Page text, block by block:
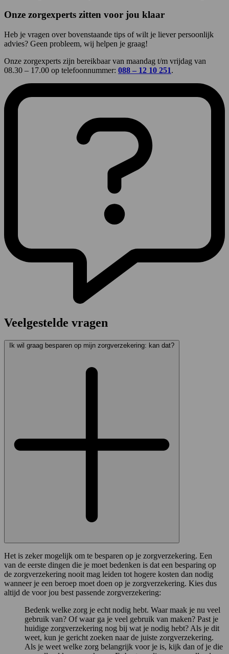
Onze zorgexperts zitten voor jou klaar
Heb je vragen over bovenstaande tips of wilt je liever persoonlijk
advies? Geen probleem, wij helpen je graag!
Onze zorgexperts zijn bereikbaar van maandag t/m vrijdag van
08.30 – 17.00 op telefoonnummer: 088 – 12 10 251.
Veelgestelde vragen
Ik wil graag besparen op mijn zorgverzekering: kan dat?
Het is zeker mogelijk om te besparen op je zorgverzekering. Een
van de eerste dingen die je moet bedenken is dat een besparing op
de zorgverzekering nooit mag leiden tot hogere kosten dan nodig
wanneer je een beroep moet doen op je zorgverzekering. Kies dus
altijd de voor jou best passende zorgverzekering:
Bedenk welke zorg je echt nodig hebt. Waar maak je nu veel
gebruik van? Of waar ga je veel gebruik van maken? Past je
huidige zorgverzekering nog bij wat je nodig hebt? Als je dit
weet, kun je gericht zoeken naar de juiste zorgverzekering.
Als je weet welke zorg belangrijk voor je is, kijk dan of je die